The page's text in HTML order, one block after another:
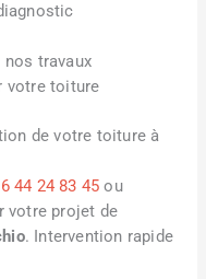
travaux
votre toiture
de votre toiture à
44 24 83 45 ou
votre projet de
. Intervention rapide